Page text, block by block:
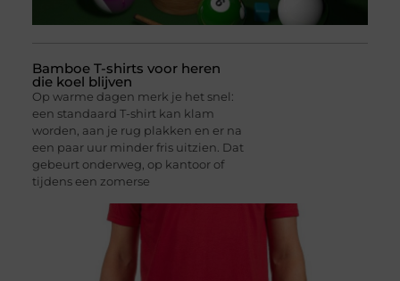
Bamboe T-shirts voor heren
die koel blijven
Op warme dagen merk je het snel:
een standaard T-shirt kan klam
worden, aan je rug plakken en er na
een paar uur minder fris uitzien. Dat
gebeurt onderweg, op kantoor of
tijdens een zomerse